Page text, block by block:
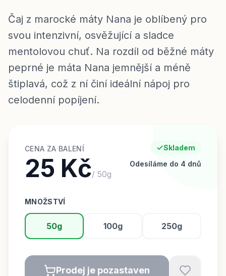
Čaj z marocké máty Nana je oblíbený pro
svou intenzivní, osvěžující a sladce
mentolovou chuť. Na rozdíl od běžné máty
peprné je máta Nana jemnější a méně
štiplavá, což z ní činí ideální nápoj pro
celodenní popíjení.
CENA ZA BALENÍ
25 Kč/ 50g
Skladem
Odesíláme do 4 dnů
MNOŽSTVÍ
50g 100g 250g
Prodej je pozastaven